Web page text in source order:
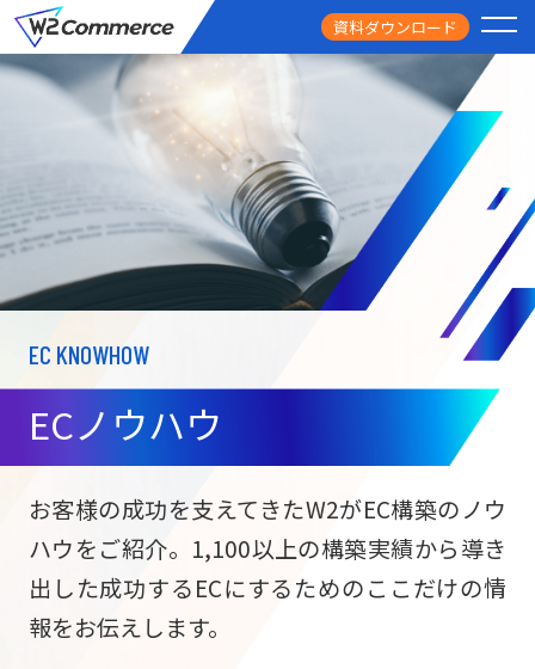
資料ダウンロード
サービス
ECサイト構築
サブスク/定期通販
ECサイト構築
PRICE
料金
FEATURE
導入事例
USEFUL
お役立ち情報
NEWS
ニュース
EC KNOWHOW
ECノウハウ
お客様の成功を支えてきたW2がEC構築のノウ
ハウをご紹介。1,100以上の構築実績から導き
出した成功するECにするためのここだけの情
報をお伝えします。